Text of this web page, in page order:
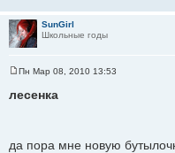
SunGirl
Школьные годы
о
н
Пн Мар 08, 2010 13:53
лесенка
да пора мне новую